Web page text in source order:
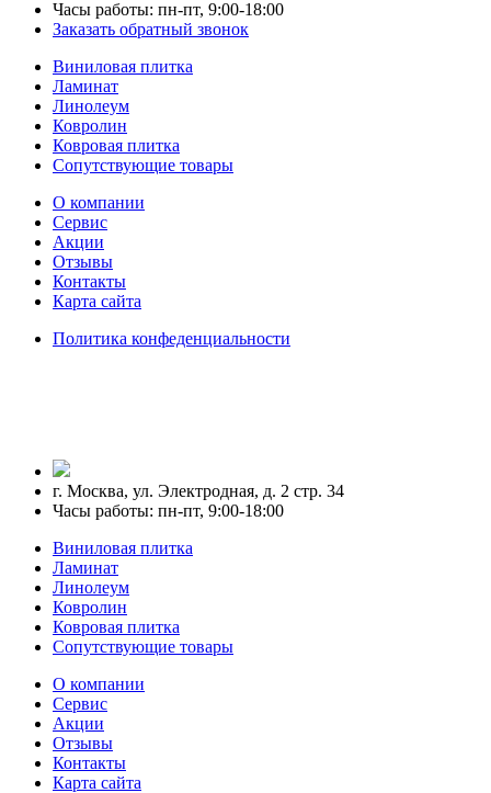
Часы работы: пн-пт, 9:00-18:00
Заказать обратный звонок
Виниловая плитка
Ламинат
Линолеум
Ковролин
Ковровая плитка
Сопутствующие товары
О компании
Сервис
Акции
Отзывы
Контакты
Карта сайта
Политика конфеденциальности
г. Москва, ул. Электродная, д. 2 стр. 34
Часы работы: пн-пт, 9:00-18:00
Виниловая плитка
Ламинат
Линолеум
Ковролин
Ковровая плитка
Сопутствующие товары
О компании
Сервис
Акции
Отзывы
Контакты
Карта сайта